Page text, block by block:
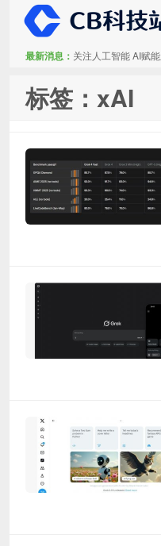
CB科技站
最新消息： 关注人工智能 AI赋
标签：xAI